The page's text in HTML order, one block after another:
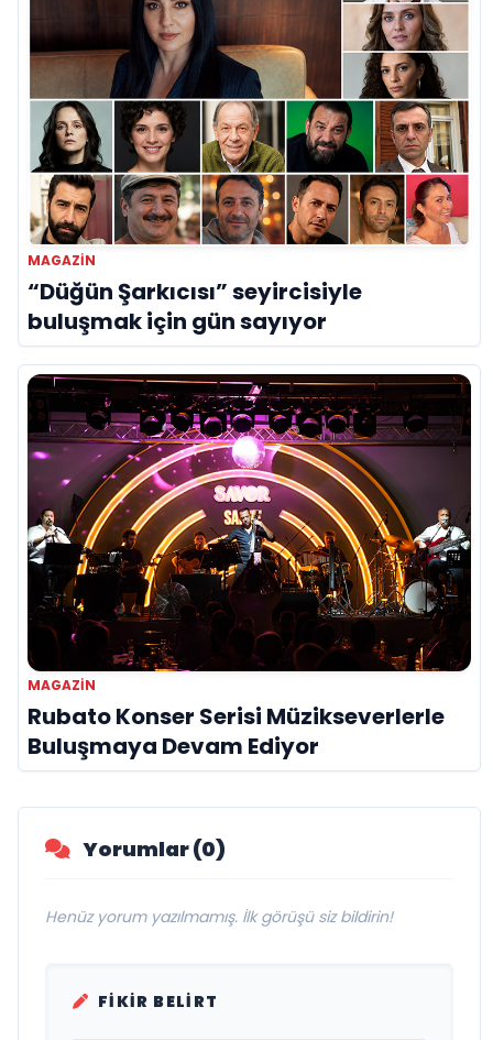
MAGAZIN
“Düğün Şarkıcısı” seyircisiyle
buluşmak için gün sayıyor
MAGAZIN
Rubato Konser Serisi Müzikseverlerle
Buluşmaya Devam Ediyor
Yorumlar (0)
Henüz yorum yazılmamış. İlk görüşü siz bildirin!
FIKIR BELIRT